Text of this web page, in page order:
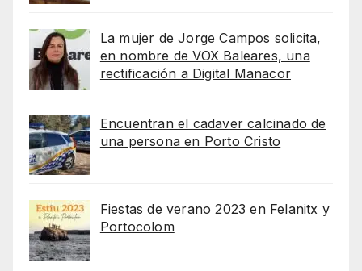
La mujer de Jorge Campos solicita,
en nombre de VOX Baleares, una
rectificación a Digital Manacor
Encuentran el cadaver calcinado de
una persona en Porto Cristo
Fiestas de verano 2023 en Felanitx y
Portocolom